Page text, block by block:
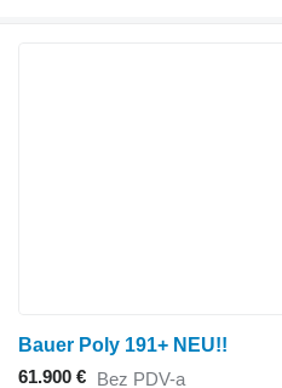
Bauer Poly 191+ NEU!!
61.900 € Bez PDV-a